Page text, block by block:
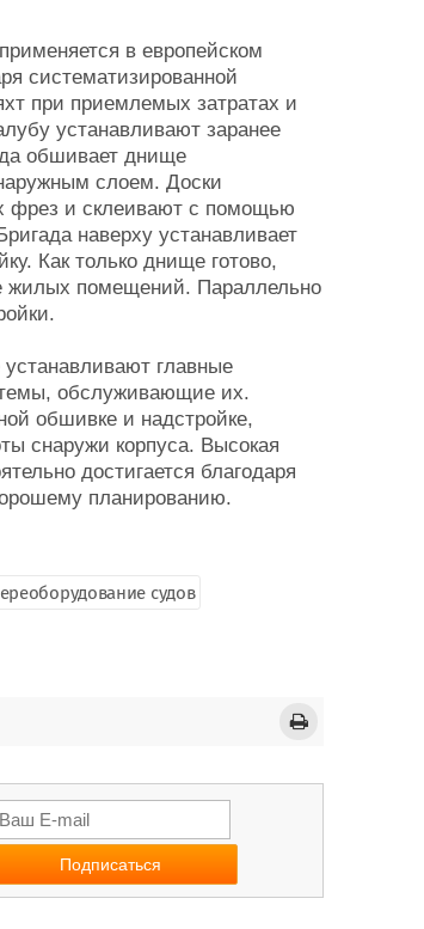
в европейском
систематизированной
при приемлемых затратах и
устанавливают заранее
обшивает днище
слоем. Доски
фрез и склеивают с помощью
наверху устанавливает
Как только днище готово,
жилых помещений. Параллельно
главные
обслуживающие их.
обшивке и надстройке,
снаружи корпуса. Высокая
достигается благодаря
планированию.
судов